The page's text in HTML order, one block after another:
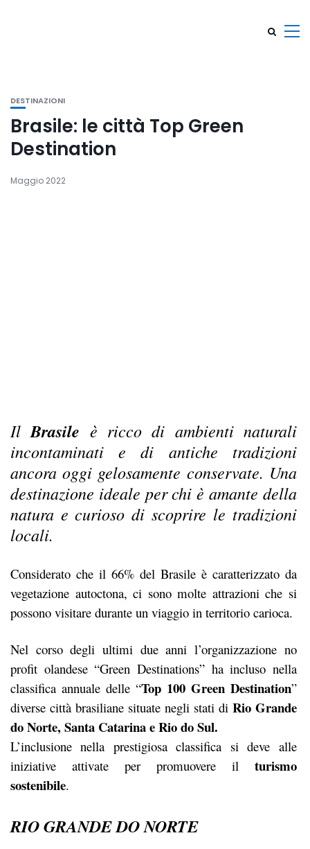
DESTINAZIONI
Brasile: le città Top Green
Destination
Maggio 2022
Il Brasile è ricco di ambienti naturali
incontaminati e di antiche tradizioni
ancora oggi gelosamente conservate. Una
destinazione ideale per chi è amante della
natura e curioso di scoprire le tradizioni
locali.
Considerato che il 66% delBrasile è caratterizzato da
vegetazione autoctona, ci sono molte attrazioni che si
possono visitare durante un viaggio in territorio carioca.
Nel corso degli ultimi due anni l’organizzazione no
profit olandese “Green Destinations” ha incluso nella
classifica annuale delle “Top 100 Green Destination”
diverse città brasiliane situate negli stati di Rio Grande
do Norte, Santa Catarina e Rio do Sul.
L’inclusione nella prestigiosa classifica si deve alle
iniziative attivate per promuovere il turismo
sostenibile.
RIO GRANDE DO NORTE